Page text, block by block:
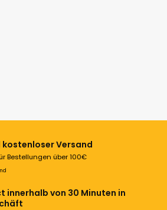
kostenloser Versand
Bestellungen über 100€
innerhalb von 30 Minuten in